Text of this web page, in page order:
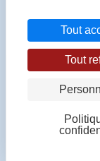
pour
©
Tout
Tout